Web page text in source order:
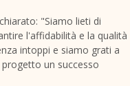
"Siamo lieti di
l'affidabilità e la qualità
intoppi e siamo grati a
un successo